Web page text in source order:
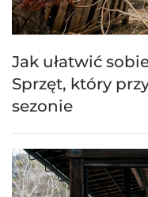
Jak ułatwić
Sprzęt, który
sezonie